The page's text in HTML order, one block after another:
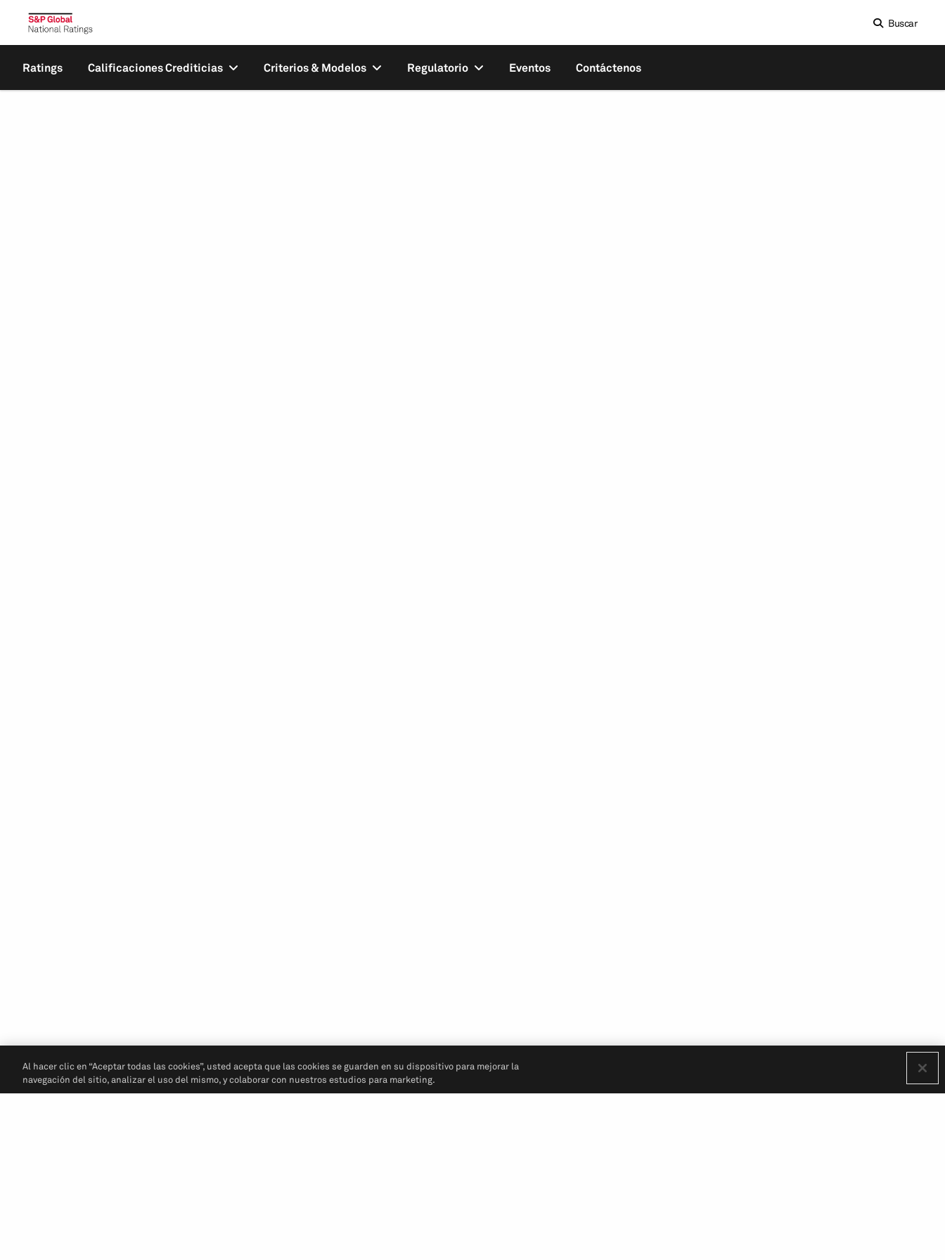
Buscar
Ratings Calificaciones Crediticias Criterios & Modelos Regulatorio Eventos Contáctenos
Al hacer clic en “Aceptar todas las cookies”, usted acepta que las cookies se guarden en su dispositivo para mejorar la
navegación del sitio, analizar el uso del mismo, y colaborar con nuestros estudios para marketing.